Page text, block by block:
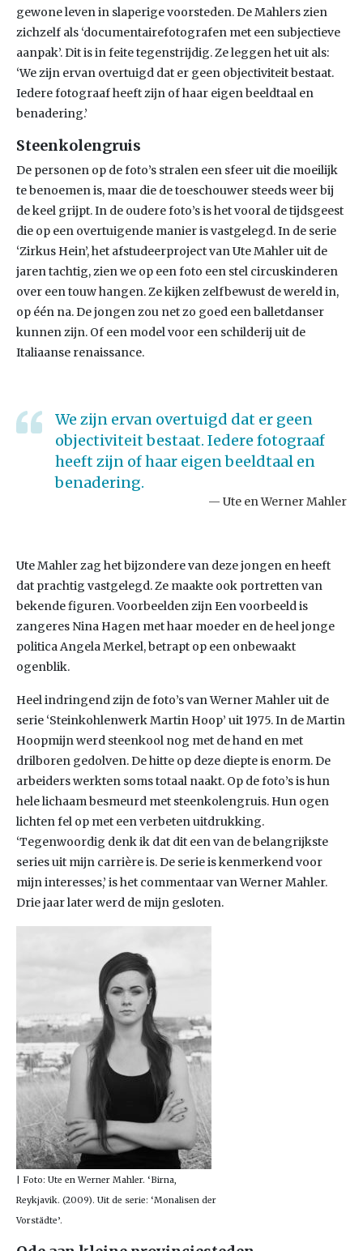
gewone leven in slaperige voorsteden. De Mahlers zien
zichzelf als ‘documentairefotografen met een subjectieve
aanpak’. Dit is in feite tegenstrijdig. Ze leggen het uit als:
‘We zijn ervan overtuigd dat er geen objectiviteit bestaat.
Iedere fotograaf heeft zijn of haar eigen beeldtaal en
benadering.’
Steenkolengruis
De personen op de foto’s stralen een sfeer uit die moeilijk
te benoemen is, maar die de toeschouwer steeds weer bij
de keel grijpt. In de oudere foto’s is het vooral de tijdsgeest
die op een overtuigende manier is vastgelegd. In de serie
‘Zirkus Hein’, het afstudeerproject van Ute Mahler uit de
jaren tachtig, zien we op een foto een stel circuskinderen
over een touw hangen. Ze kijken zelfbewust de wereld in,
op één na. De jongen zou net zo goed een balletdanser
kunnen zijn. Of een model voor een schilderij uit de
Italiaanse renaissance.
We zijn ervan overtuigd dat er geen
objectiviteit bestaat. Iedere fotograaf
heeft zijn of haar eigen beeldtaal en
benadering.
Ute en Werner Mahler
Ute Mahler zag het bijzondere van deze jongen en heeft
dat prachtig vastgelegd. Ze maakte ook portretten van
bekende figuren. Voorbeelden zijn Een voorbeeld is
zangeres Nina Hagen met haar moeder en de heel jonge
politica Angela Merkel, betrapt op een onbewaakt
ogenblik.
Heel indringend zijn de foto’s van Werner Mahler uit de
serie ‘Steinkohlenwerk Martin Hoop’ uit 1975. In de Martin
Hoopmijn werd steenkool nog met de hand en met
drilboren gedolven. De hitte op deze diepte is enorm. De
arbeiders werkten soms totaal naakt. Op de foto’s is hun
hele lichaam besmeurd met steenkolengruis. Hun ogen
lichten fel op met een verbeten uitdrukking.
‘Tegenwoordig denk ik dat dit een van de belangrijkste
series uit mijn carrière is. De serie is kenmerkend voor
mijn interesses,’ is het commentaar van Werner Mahler.
Drie jaar later werd de mijn gesloten.
| Foto: Ute en Werner Mahler. ‘Birna,
Reykjavik. (2009). Uit de serie: ‘Monalisen der
Vorstädte’.